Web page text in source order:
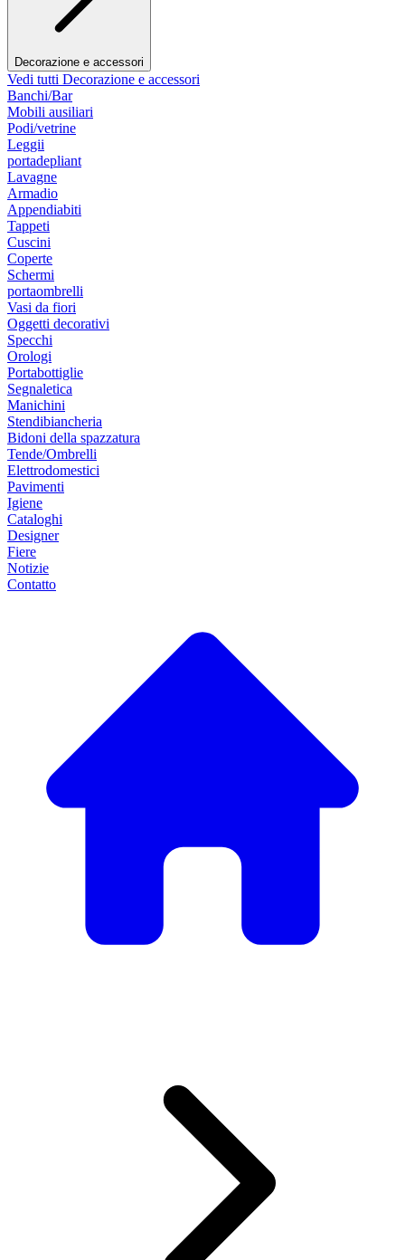
Decorazione e accessori
Vedi tutti Decorazione e accessori
Banchi/Bar
Mobili ausiliari
Podi/vetrine
Leggii
portadepliant
Lavagne
Armadio
Appendiabiti
Tappeti
Cuscini
Coperte
Schermi
portaombrelli
Vasi da fiori
Oggetti decorativi
Specchi
Orologi
Portabottiglie
Segnaletica
Manichini
Stendibiancheria
Bidoni della spazzatura
Tende/Ombrelli
Elettrodomestici
Pavimenti
Igiene
Cataloghi
Designer
Fiere
Notizie
Contatto